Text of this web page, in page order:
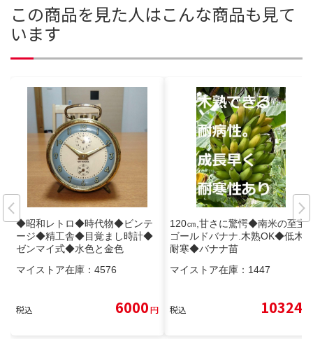
この商品を見た人はこんな商品も見て
います
◆昭和レトロ◆時代物◆ビンテ
ージ◆精工舎◆目覚まし時計◆
ゼンマイ式◆水色と金色
マイストア在庫： 4576
税込 6000円
120㎝,甘さに驚愕◆南米の至宝=
ゴールドバナナ.木熟OK◆低木/
耐寒◆バナナ苗
マイストア在庫： 1447
税込 10324